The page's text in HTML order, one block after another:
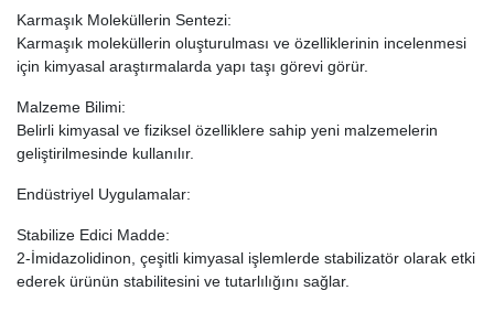
Karmaşık Moleküllerin Sentezi:
Karmaşık moleküllerin oluşturulması ve özelliklerinin incelenmesi
için kimyasal araştırmalarda yapı taşı görevi görür.
Malzeme Bilimi:
Belirli kimyasal ve fiziksel özelliklere sahip yeni malzemelerin
geliştirilmesinde kullanılır.
Endüstriyel Uygulamalar:
Stabilize Edici Madde:
2-İmidazolidinon, çeşitli kimyasal işlemlerde stabilizatör olarak etki
ederek ürünün stabilitesini ve tutarlılığını sağlar.